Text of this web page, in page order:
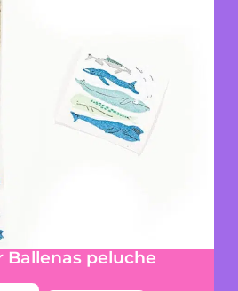
Ballenas peluche